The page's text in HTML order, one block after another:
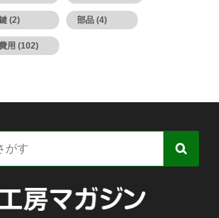
(2) 部品 (4)
用 (102)